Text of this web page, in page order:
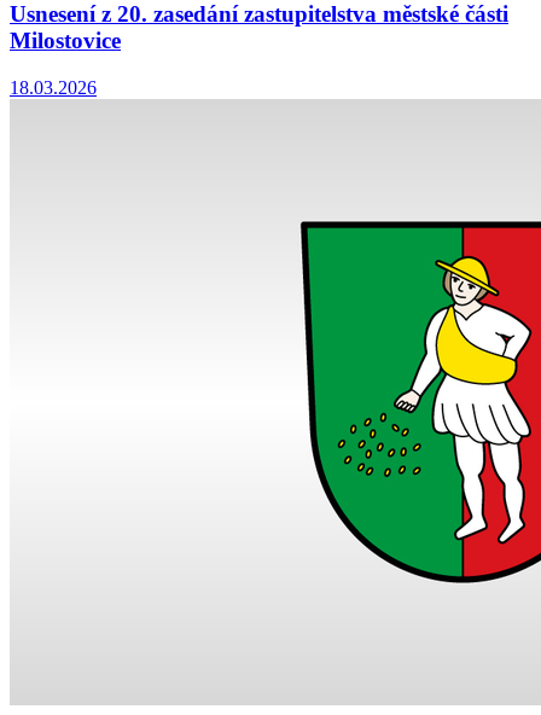
Usnesení z 20. zasedání zastupitelstva městské části
Milostovice
18.03.2026